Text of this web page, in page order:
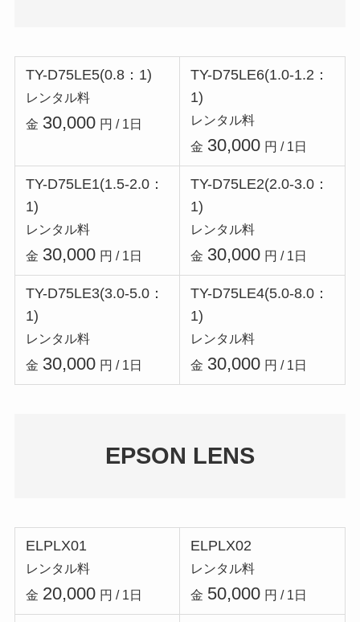
TY-D75LE5(0.8：1)
レンタル料
金 30,000 円 / 1日
TY-D75LE6(1.0-1.2：
1)
レンタル料
金 30,000 円 / 1日
TY-D75LE1(1.5-2.0：
1)
レンタル料
金 30,000 円 / 1日
TY-D75LE2(2.0-3.0：
1)
レンタル料
金 30,000 円 / 1日
TY-D75LE3(3.0-5.0：
1)
レンタル料
金 30,000 円 / 1日
TY-D75LE4(5.0-8.0：
1)
レンタル料
金 30,000 円 / 1日
EPSON LENS
ELPLX01
レンタル料
金 20,000 円 / 1日
ELPLX02
レンタル料
金 50,000 円 / 1日